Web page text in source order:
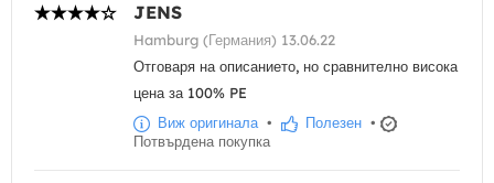
JENS
Hamburg (Германия) 13.06.22
Отговаря на описанието, но сравнително висока
цена за 100% PE
Виж оригинала• Полезен •
Потвърдена покупка